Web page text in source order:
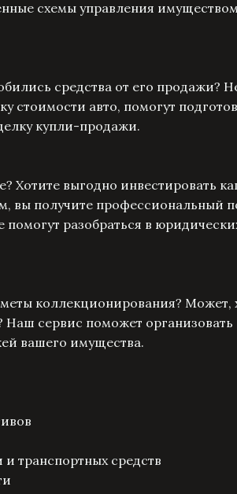
схемы управления
средства от его продажи?
стоимости авто, помогут
купли-продажи.
Хотите выгодно инвестировать
вы получите профессиональный
разобраться в
коллекционирования? Может,
сервис поможет организовать
вашего имущества.
транспортных средств